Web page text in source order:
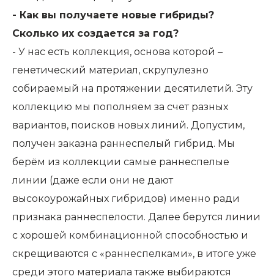
- Как вы получаете новые гибриды?
Сколько их создается за год?
- У нас есть коллекция, основа которой –
генетический материал, скрупулезно
собираемый на протяжении десятилетий. Эту
коллекцию мы пополняем за счет разных
вариантов, поисков новых линий. Допустим,
получен заказна раннеспелый гибрид. Мы
берём из коллекции самые раннеспелые
линии (даже если они не дают
высокоурожайных гибридов) именно ради
признака раннеспелости. Далее берутся линии
с хорошей комбинационной способностью и
скрещиваются с «раннеспелками», в итоге уже
среди этого материала также выбираются